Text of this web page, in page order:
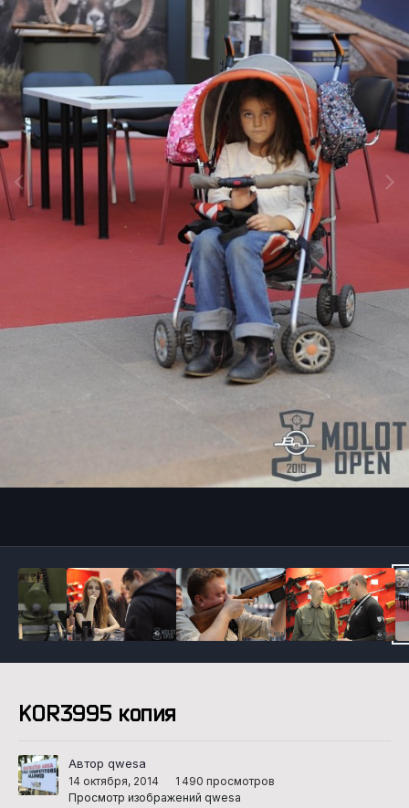
KOR3995 копия
Автор qwesa
14 октября, 2014
1 490 просмотров
Просмотр изображений qwesa